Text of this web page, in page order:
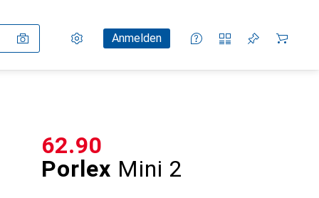
Einstellungen
KundenkontoAnmelden
Vergleichslisten
Merklisten
Warenkorb
Porlex Mini 2
CHF
62.90